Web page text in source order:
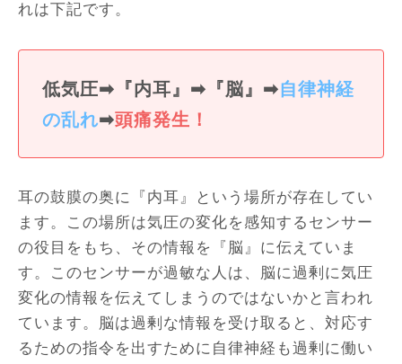
れは下記です。
低気圧➡『内耳』➡『脳』➡自律神経
の乱れ➡頭痛発生！
耳の鼓膜の奥に『内耳』という場所が存在してい
ます。この場所は気圧の変化を感知するセンサー
の役目をもち、その情報を『脳』に伝えていま
す。このセンサーが過敏な人は、脳に過剰に気圧
変化の情報を伝えてしまうのではないかと言われ
ています。脳は過剰な情報を受け取ると、対応す
るための指令を出すために自律神経も過剰に働い